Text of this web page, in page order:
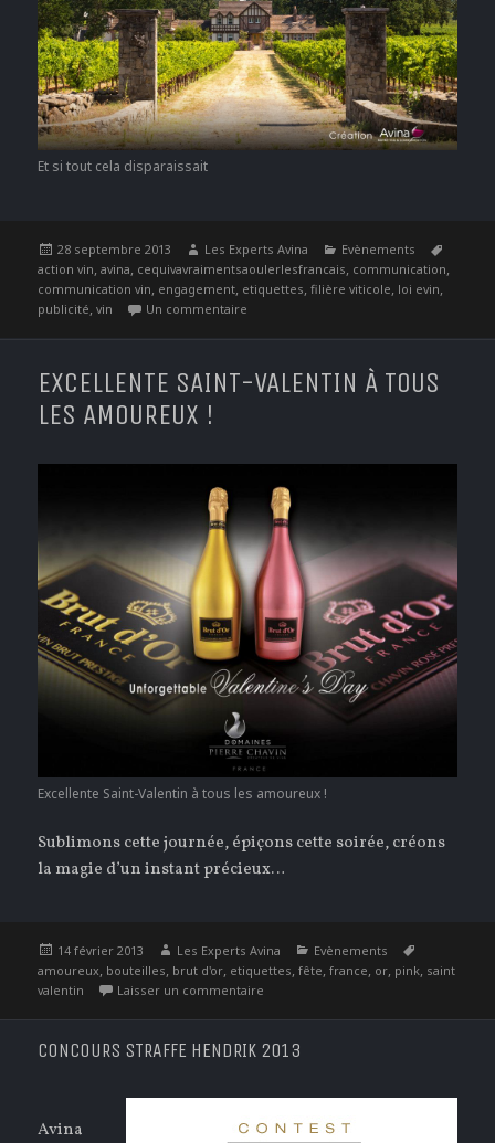
Et si tout cela disparaissait
Publié
le
28 septembre 2013 Auteur
Les Experts Avina Catégories
Evènements
action vin,avina, cequivavraimentsaoulerlesfrancais, communication,
communication vin, engagement, etiquettes,filière viticole, loi evin,
publicité,vin Un commentaire
EXCELLENTE SAINT-VALENTIN À TOUS
LES AMOUREUX !
Excellente Saint-Valentin à tous les amoureux !
Sublimons cette journée, épiçons cette soirée, créons
la magie d’un instant précieux…
Publié
le
14 février 2013 Auteur
Les Experts Avina Catégories
Evènements
amoureux, bouteilles, brut d'or, etiquettes,fête,france, or, pink, saint
valentin
Laisser un commentaire
CONCOURS STRAFFE HENDRIK 2013
Avina